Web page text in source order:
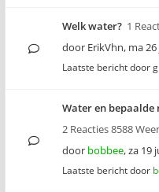
Welk water? 1
door ErikVhn, ma 26
Laatste bericht door
Water en bepaalde
2 Reacties 8588
door bobbee,za 19
Laatste bericht door